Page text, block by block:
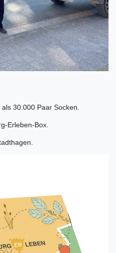
30.000 Paar Socken.
Erleben-Box.